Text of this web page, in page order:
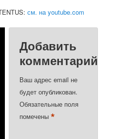
см. на youtube.com
Добавить
комментарий
Ваш адрес email не
будет опубликован.
Обязательные поля
помечены*